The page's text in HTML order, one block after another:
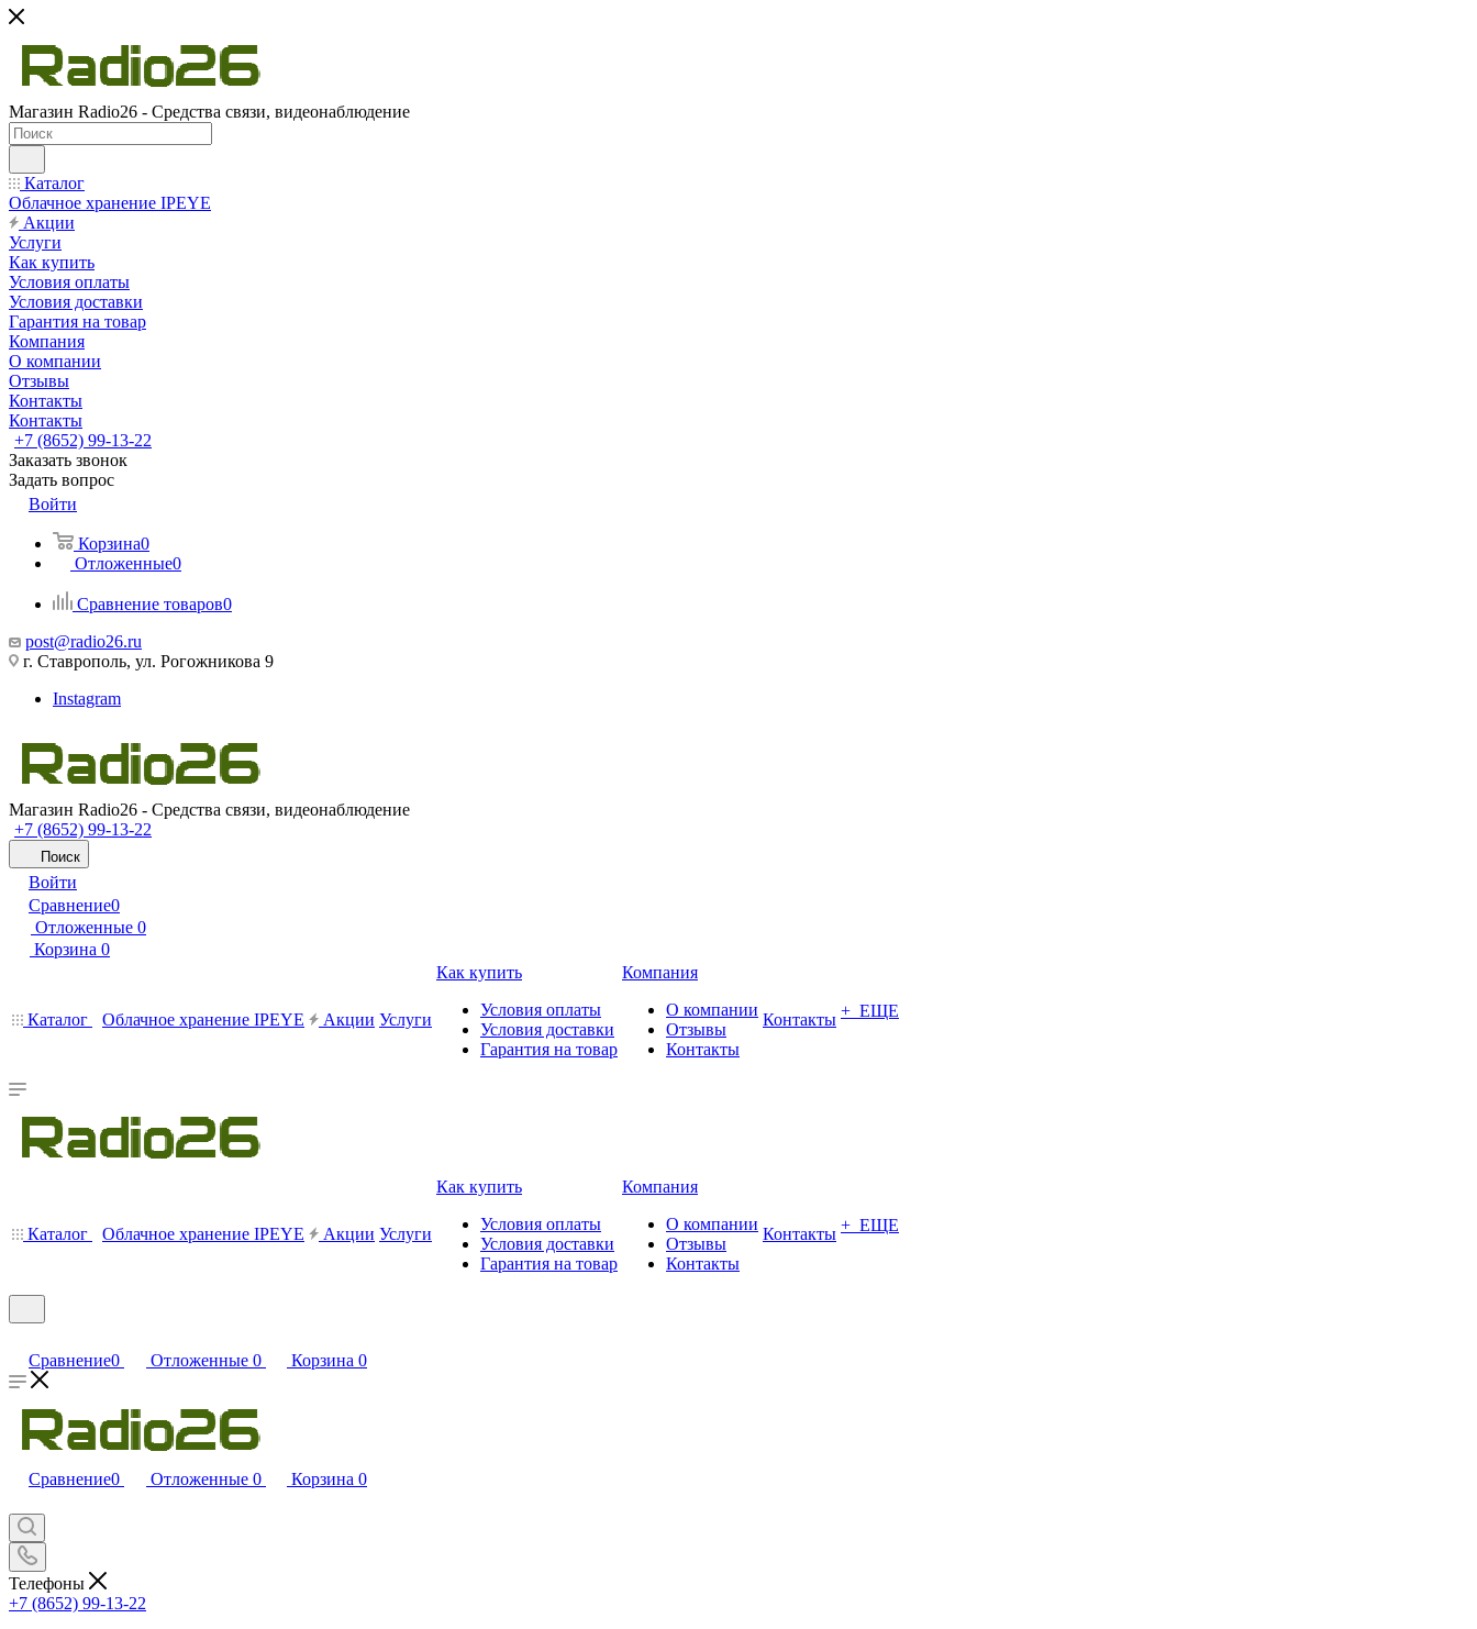
Магазин Radio26 - Средства связи, видеонаблюдение
Каталог
Облачное хранение IPEYE
Акции
Услуги
Как купить
Условия оплаты
Условия доставки
Гарантия на товар
Компания
О компании
Отзывы
Контакты
Контакты
+7 (8652) 99-13-22
Заказать звонок
Задать вопрос
Войти
Корзина0
Отложенные0
Сравнение товаров0
post@radio26.ru
г. Ставрополь, ул. Рогожникова 9
Instagram
Магазин Radio26 - Средства связи, видеонаблюдение
+7 (8652) 99-13-22
Поиск
Войти
Сравнение0
Отложенные 0
Корзина 0
Каталог Облачное хранение IPEYE Акции Услуги
Как купить
Условия оплаты
Условия доставки
Гарантия на товар
Компания
О компании
Отзывы
Контакты
Контакты + ЕЩЕ
Каталог Облачное хранение IPEYE Акции Услуги
Как купить
Условия оплаты
Условия доставки
Гарантия на товар
Компания
О компании
Отзывы
Контакты
Контакты + ЕЩЕ
Сравнение0 Отложенные 0 Корзина 0
Сравнение0 Отложенные 0 Корзина 0
Телефоны
+7 (8652) 99-13-22